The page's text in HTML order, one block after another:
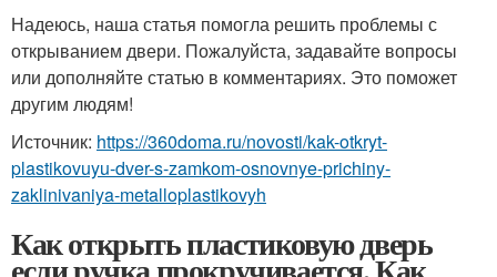
Надеюсь, наша статья помогла решить проблемы с
открыванием двери. Пожалуйста, задавайте вопросы
или дополняйте статью в комментариях. Это поможет
другим людям!
Источник: https://360doma.ru/novosti/kak-otkryt-
plastikovuyu-dver-s-zamkom-osnovnye-prichiny-
zaklinivaniya-metalloplastikovyh
Как открыть пластиковую дверь